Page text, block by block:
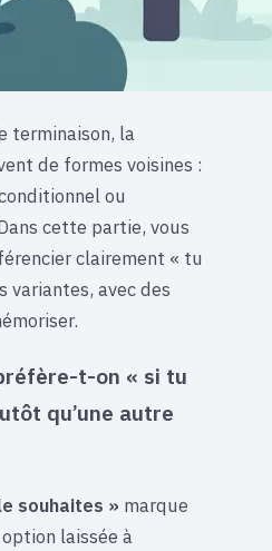
terminaison, la
de formes voisines :
ou
cette partie, vous
clairement « tu
variantes, avec des
t-on « si tu
qu’une autre
souhaites » marque
laissée à